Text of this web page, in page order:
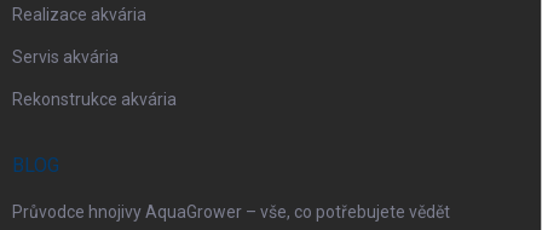
Realizace akvária
Servis akvária
Rekonstrukce akvária
BLOG
Průvodce hnojivy AquaGrower – vše, co potřebujete vědět